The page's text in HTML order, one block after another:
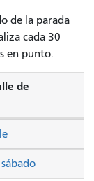
de la parada
cada 30
en punto.
de